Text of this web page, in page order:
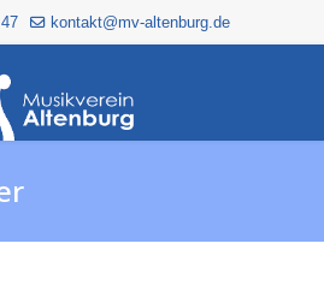
kontakt@mv-altenburg.de